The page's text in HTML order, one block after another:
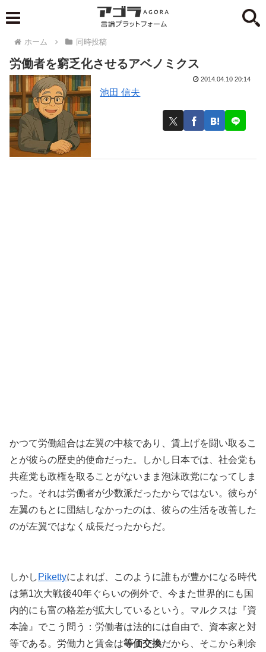
ホーム 同時投稿
労働者を窮乏化させるアベノミクス
池田 信夫
2014.04.10 20:14
かつて労働組合は左翼の中核であり、賃上げを闘い取るこ
とが彼らの歴史的使命だった。しかし日本では、社会党も
共産党も政権を取ることがないまま泡沫政党になってしま
った。それは労働者が少数派だったからではない。彼らが
左翼のもとに団結しなかったのは、彼らの生活を改善した
のが左翼ではなく成長だったからだ。
しかし Pikettyによれば、このように誰もが豊かになる時代
は第1次大戦後40年ぐらいの例外で、今また世界的にも国
内的にも富の格差が拡大しているという。マルクスは『資
本論』でこう問う：労働者は法的には自由で、資本家と対
等である。労働力と賃金は等価交換だから、そこから剰余